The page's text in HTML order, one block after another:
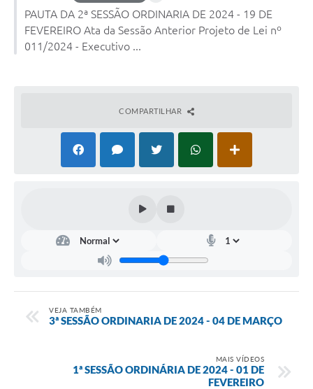
PAUTA DA 2ª SESSÃO ORDINARIA DE 2024 - 19 DE
FEVEREIRO Ata da Sessão Anterior Projeto de Lei nº
011/2024 - Executivo ...
COMPARTILHAR
VEJA TAMBÉM
3ª SESSÃO ORDINARIA DE 2024 - 04 DE MARÇO
MAIS VÍDEOS
1ª SESSÃO ORDINÁRIA DE 2024 - 01 DE
FEVEREIRO